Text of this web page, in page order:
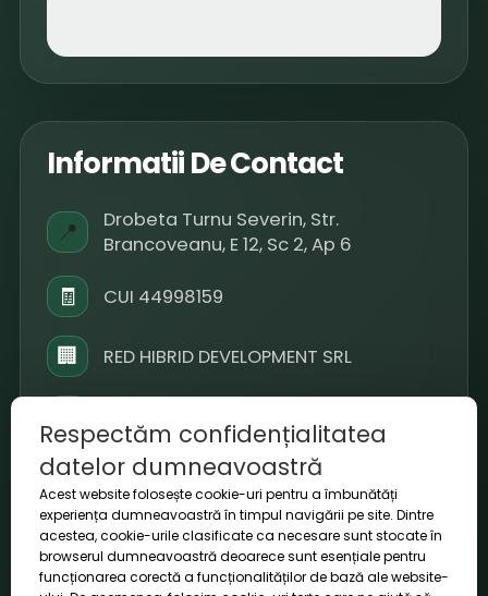
Informatii De Contact
📍
Drobeta Turnu Severin, Str.
Brancoveanu, E 12, Sc 2, Ap 6
🧾 CUI 44998159
🏢 RED HIBRID DEVELOPMENT SRL
✉️ office@voltora.ro
⏱ L-V 09-18 / S 10-14
Respectăm confidențialitatea
datelor dumneavoastră
Acest website folosește cookie-uri pentru a îmbunătăți
experiența dumneavoastră în timpul navigării pe site. Dintre
acestea, cookie-urile clasificate ca necesare sunt stocate în
browserul dumneavoastră deoarece sunt esențiale pentru
funcționarea corectă a funcționalităților de bază ale website-